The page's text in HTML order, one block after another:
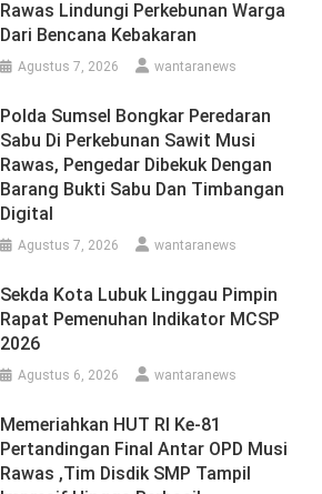
Rawas Lindungi Perkebunan Warga
Dari Bencana Kebakaran
Agustus 7, 2026 wantaranews
Polda Sumsel Bongkar Peredaran
Sabu Di Perkebunan Sawit Musi
Rawas, Pengedar Dibekuk Dengan
Barang Bukti Sabu Dan Timbangan
Digital
Agustus 7, 2026 wantaranews
Sekda Kota Lubuk Linggau Pimpin
Rapat Pemenuhan Indikator MCSP
2026
Agustus 6, 2026 wantaranews
Memeriahkan HUT RI Ke-81
Pertandingan Final Antar OPD Musi
Rawas ,Tim Disdik SMP Tampil